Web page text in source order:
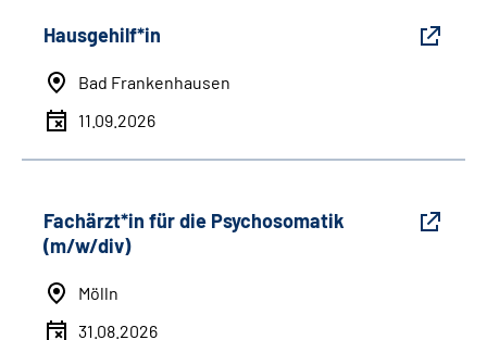
Hausgehilf*in
Bad Frankenhausen
11.09.2026
Fachärzt*in für die Psychosomatik
(m/w/div)
Mölln
31.08.2026